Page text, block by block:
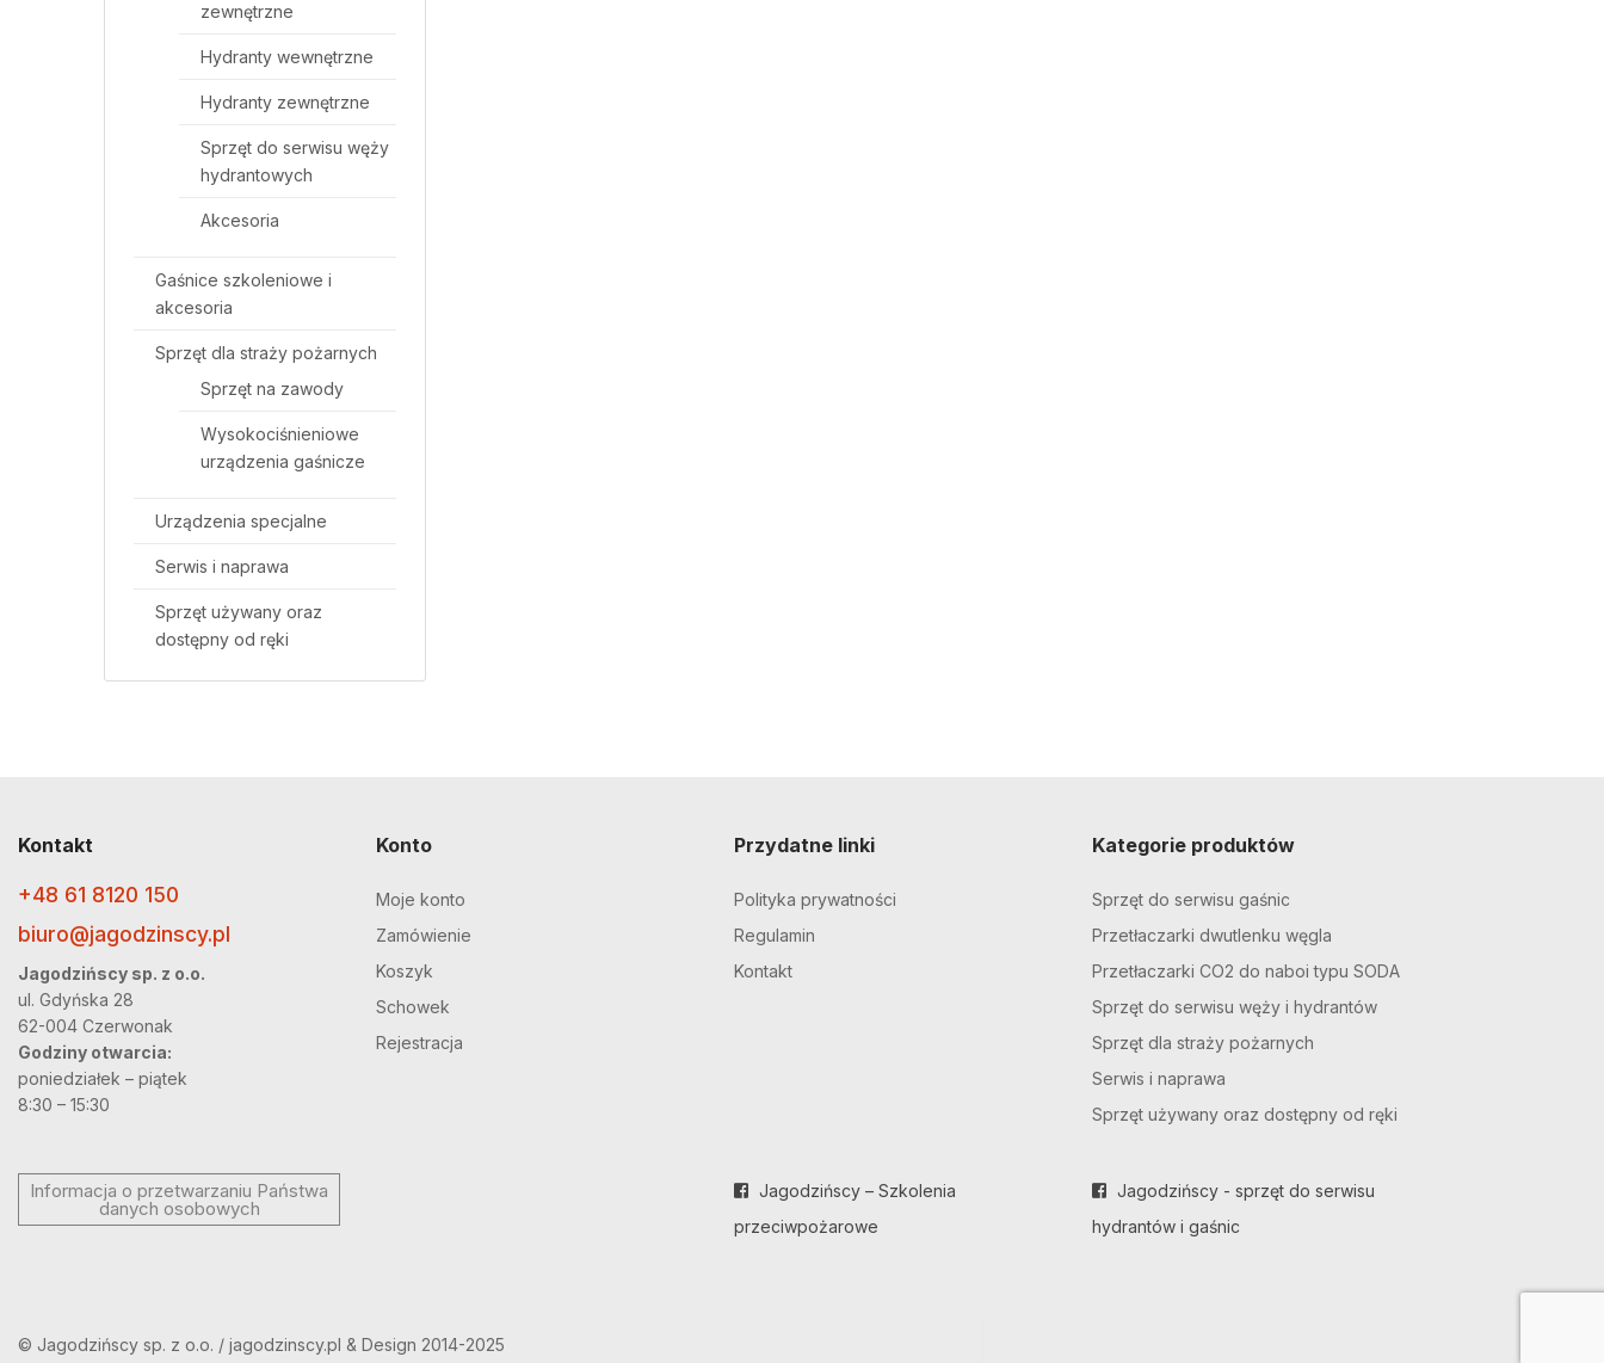
zewnętrzne
Hydranty wewnętrzne
Hydranty zewnętrzne
Sprzęt do serwisu węży
hydrantowych
Akcesoria
Gaśnice szkoleniowe i
akcesoria
Sprzęt dla straży pożarnych
Sprzęt na zawody
Wysokociśnieniowe
urządzenia gaśnicze
Urządzenia specjalne
Serwis i naprawa
Sprzęt używany oraz
dostępny od ręki
Kontakt
+48 61 8120 150
biuro@jagodzinscy.pl
Jagodzińscy sp. z o.o.
ul. Gdyńska 28
62-004 Czerwonak
Godziny otwarcia:
poniedziałek – piątek
8:30 – 15:30
Konto
Moje konto
Zamówienie
Koszyk
Schowek
Rejestracja
Przydatne linki
Polityka prywatności
Regulamin
Kontakt
Kategorie produktów
Sprzęt do serwisu gaśnic
Przetłaczarki dwutlenku węgla
Przetłaczarki CO2 do naboi typu SODA
Sprzęt do serwisu węży i hydrantów
Sprzęt dla straży pożarnych
Serwis i naprawa
Sprzęt używany oraz dostępny od ręki
Informacja o przetwarzaniu Państwa
danych osobowych
Jagodzińscy – Szkolenia
przeciwpożarowe
Jagodzińscy - sprzęt do serwisu
hydrantów i gaśnic
© Jagodzińscy sp. z o.o. / jagodzinscy.pl & Design 2014-2025